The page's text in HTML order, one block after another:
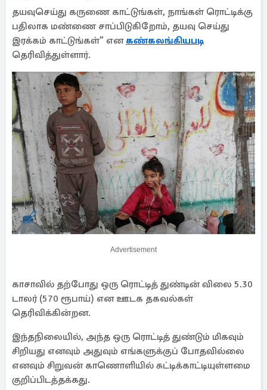
தயவுசெய்து கருணை காட்டுங்கள், நாங்கள் ரொட்டிக்கு
பதிலாக மண்ணை சாப்பிடுகிறோம், தயவு செய்து
இரக்கம் காட்டுங்கள்” என கண்கலங்கியபடி
தெரிவித்துள்ளார்.
Advertisement
காசாவில் தற்போது ஒரு ரொட்டித் துண்டின் விலை 5.30
டாலர் (570 ரூபாய்) என ஊடக தகவல்கள்
தெரிவிக்கின்றன.
இந்தநிலையில், அந்த ஒரு ரொட்டித் துண்டும் மிகவும்
சிறியது எனவும் அதுவும் எங்களுக்குப் போதவில்லை
எனவும் சிறுவன் காணொளியில் சுட்டிக்காட்டியுள்ளமை
குறிப்பிடத்தக்கது.